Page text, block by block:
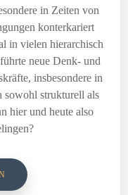
in Zeiten von
konterkariert
in vielen hierarchisch
neue Denk- und
insbesondere in
sowohl strukturell als
hier und heute also